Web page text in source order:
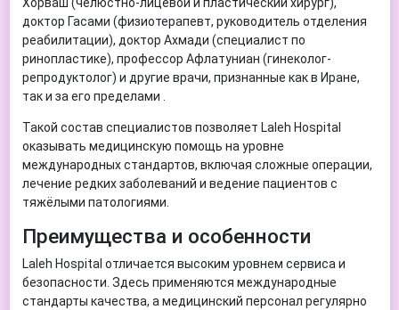
доктор Гасами (физиотерапевт, руководитель отделения
реабилитации), доктор Ахмади (специалист по
ринопластике), профессор Афлатуниан (гинеколог-
репродуктолог) и другие врачи, признанные как в Иране,
так и за его пределами .
Такой состав специалистов позволяет Laleh Hospital
оказывать медицинскую помощь на уровне
международных стандартов, включая сложные операции,
лечение редких заболеваний и ведение пациентов с
тяжёлыми патологиями.
Преимущества и особенности
Laleh Hospital отличается высоким уровнем сервиса и
безопасности. Здесь применяются международные
стандарты качества, а медицинский персонал регулярно